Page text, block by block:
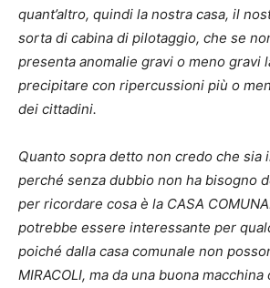
quant’altro, quindi la nostra casa, il
sorta di cabina di pilotaggio, che se
presenta anomalie gravi o meno gravi
precipitare con ripercussioni più o
dei cittadini.
Quanto sopra detto non credo che sia
perché senza dubbio non ha bisogno
per ricordare cosa è la CASA
potrebbe essere interessante per
poiché dalla casa comunale non
MIRACOLI, ma da una buona